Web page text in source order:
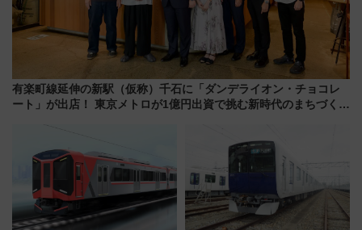
有楽町線延伸の新駅（仮称）千石に「ダンデライオン・チョコレ
ート」が出店！ 東京メトロが1億円出資で挑む新時代のまちづくり